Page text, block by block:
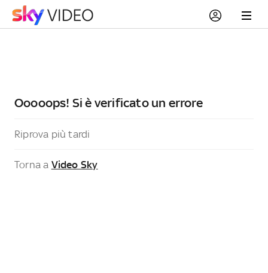
Ooooops! Si è verificato un errore
Riprova più tardi
Torna a Video Sky